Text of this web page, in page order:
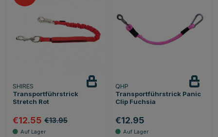
SHIRES
Transportführstrick
Stretch Rot
€12.55 €13.95
QHP
Transportführstrick Panic
Clip Fuchsia
€12.95